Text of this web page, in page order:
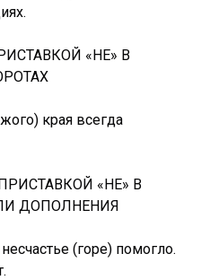
«НЕ» В
края всегда
«НЕ» В
ДОПОЛНЕНИЯ
(горе) помогло.